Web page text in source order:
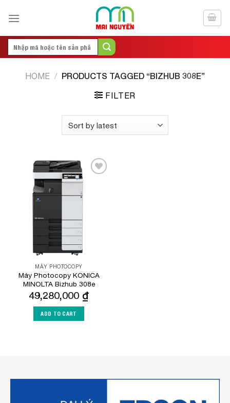
Search
HOME / PRODUCTS TAGGED “BIZHUB 308E”
FILTER
MÁY PHOTOCOPY
Máy Photocopy KONICA
MINOLTA Bizhub 308e
49,280,000 ₫
ADD TO CART